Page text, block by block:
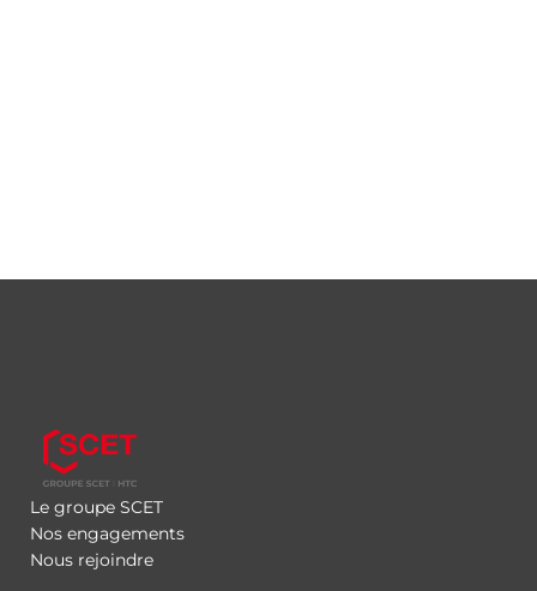
Le groupe SCET
Nos engagements
Nous rejoindre